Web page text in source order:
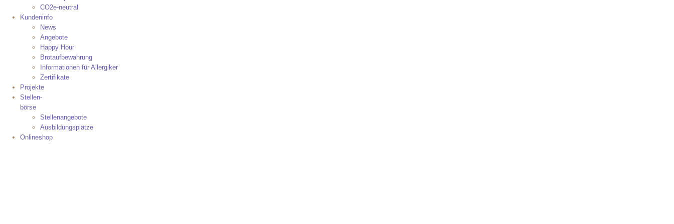
CO2e-neutral
Kundeninfo
News
Angebote
Happy Hour
Brotaufbewahrung
Informationen für Allergiker
Zertifikate
Projekte
Stellen-
börse
Stellenangebote
Ausbildungsplätze
Onlineshop